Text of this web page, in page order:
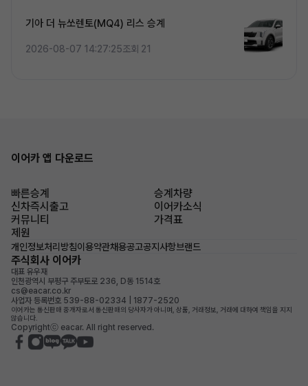
기아 더 뉴쏘렌토(MQ4) 리스 승계
2026-08-07 14:27:25조회 21
이어카 앱 다운로드
빠른승계
승계차량
신차즉시출고
이어카소식
커뮤니티
가격표
제원
개인정보처리방침이용약관채용공고공지사항브랜드
주식회사 이어카
대표 유우재
인천광역시 부평구 주부토로 236, D동 1514호
cs@eacar.co.kr
사업자 등록번호 539-88-02334 | 1877-2520
이어카는 통신판매 중개자로서 통신판매의 당사자가 아니며, 상품, 거래정보, 거래에 대하여 책임을 지지
않습니다.
Copyrightⓒ eacar. All right reserved.